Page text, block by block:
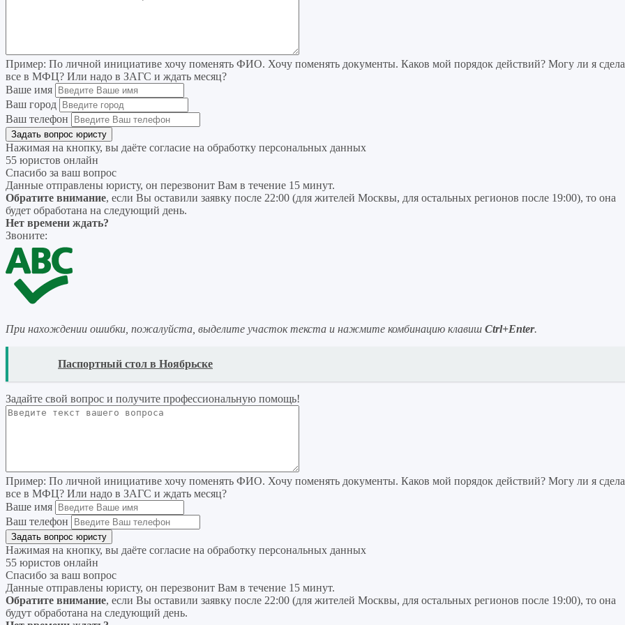
Пример: По личной инициативе хочу поменять ФИО. Хочу поменять документы. Каков мой порядок действий? Могу ли я
все в МФЦ? Или надо в ЗАГС и ждать месяц?
Ваше имя
Ваш город
Ваш телефон
Нажимая на кнопку, вы даёте согласие на обработку персональных данных
55 юристов онлайн
Спасибо за ваш вопрос
Данные отправлены юристу, он перезвонит Вам в течение 15 минут.
Обратите внимание, если Вы оставили заявку после 22:00 (для жителей Москвы, для остальных регионов после 19:00), то она
будет обработана на следующий день.
Нет времени ждать?
Звоните:
При нахождении ошибки, пожалуйста, выделите участок текста и нажмите комбинацию клавиш Ctrl+Enter.
Паспортный стол в Ноябрьске
Задайте свой вопрос и получите профессиональную помощь!
Пример: По личной инициативе хочу поменять ФИО. Хочу поменять документы. Каков мой порядок действий? Могу ли я
все в МФЦ? Или надо в ЗАГС и ждать месяц?
Ваше имя
Ваш телефон
Нажимая на кнопку, вы даёте согласие на обработку персональных данных
55 юристов онлайн
Спасибо за ваш вопрос
Данные отправлены юристу, он перезвонит Вам в течение 15 минут.
Обратите внимание, если Вы оставили заявку после 22:00 (для жителей Москвы, для остальных регионов после 19:00), то она
будут обработана на следующий день.